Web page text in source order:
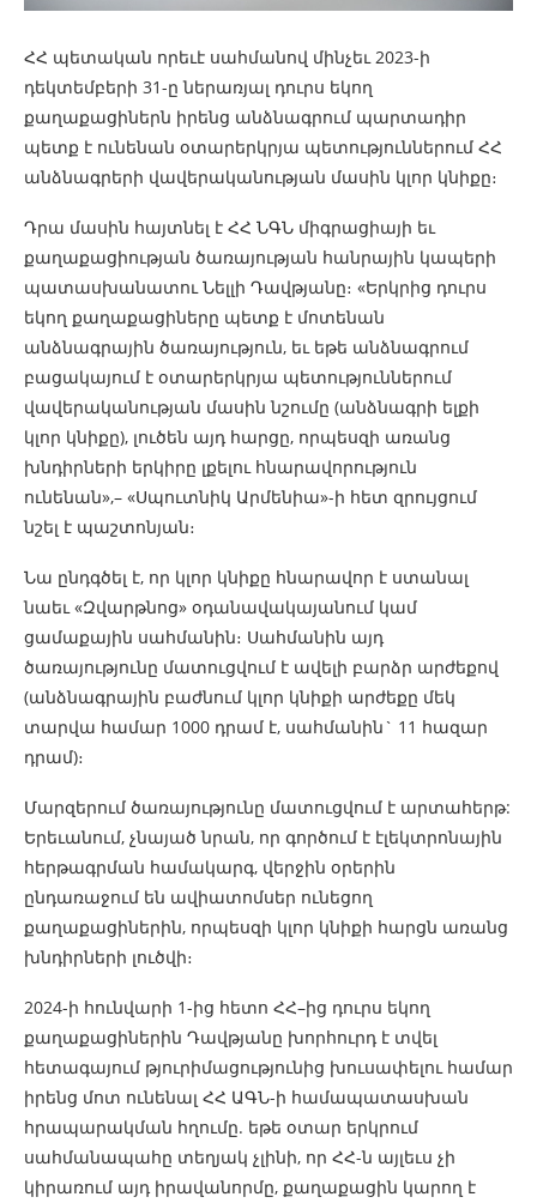
ՀՀ պետական որեւէ սահմանով մինչեւ 2023-ի
դեկտեմբերի 31-ը ներառյալ դուրս եկող
քաղաքացիներն իրենց անձնագրում պարտադիր
պետք է ունենան օտարերկրյա պետություններում ՀՀ
անձնագրերի վավերականության մասին կլոր կնիքը։
Դրա մասին հայտնել է ՀՀ ՆԳՆ միգրացիայի եւ
քաղաքացիության ծառայության հանրային կապերի
պատասխանատու Նելլի Դավթյանը։ «Երկրից դուրս
եկող քաղաքացիները պետք է մոտենան
անձնագրային ծառայություն, եւ եթե անձնագրում
բացակայում է օտարերկրյա պետություններում
վավերականության մասին նշումը (անձնագրի ելքի
կլոր կնիքը), լուծեն այդ հարցը, որպեսզի առանց
խնդիրների երկիրը լքելու հնարավորություն
ունենան»,– «Սպուտնիկ Արմենիա»-ի հետ զրույցում
նշել է պաշտոնյան։
Նա ընդգծել է, որ կլոր կնիքը հնարավոր է ստանալ
նաեւ «Զվարթնոց» օդանավակայանում կամ
ցամաքային սահմանին։ Սահմանին այդ
ծառայությունը մատուցվում է ավելի բարձր արժեքով
(անձնագրային բաժնում կլոր կնիքի արժեքը մեկ
տարվա համար 1000 դրամ է, սահմանին` 11 հազար
դրամ)։
Մարզերում ծառայությունը մատուցվում է արտահերթ:
Երեւանում, չնայած նրան, որ գործում է էլեկտրոնային
հերթագրման համակարգ, վերջին օրերին
ընդառաջում են ավիատոմսեր ունեցող
քաղաքացիներին, որպեսզի կլոր կնիքի հարցն առանց
խնդիրների լուծվի։
2024-ի հունվարի 1-ից հետո ՀՀ–ից դուրս եկող
քաղաքացիներին Դավթյանը խորհուրդ է տվել
հետագայում թյուրիմացությունից խուսափելու համար
իրենց մոտ ունենալ ՀՀ ԱԳՆ-ի համապատասխան
հրապարակման հղումը. եթե օտար երկրում
սահմանապահը տեղյակ չլինի, որ ՀՀ-ն այլեւս չի
կիրառում այդ իրավանորմը, քաղաքացին կարող է